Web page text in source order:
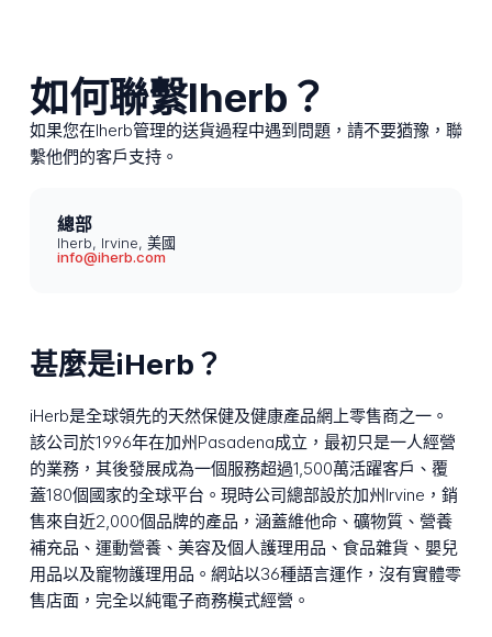
如何聯繫Iherb？
如果您在Iherb管理的送貨過程中遇到問題，請不要猶豫，聯
繫他們的客戶支持。
總部
Iherb, Irvine, 美國
info@iherb.com
甚麼是iHerb？
iHerb是全球領先的天然保健及健康產品網上零售商之一。
該公司於1996年在加州Pasadena成立，最初只是一人經營
的業務，其後發展成為一個服務超過1,500萬活躍客戶、覆
蓋180個國家的全球平台。現時公司總部設於加州Irvine，銷
售來自近2,000個品牌的產品，涵蓋維他命、礦物質、營養
補充品、運動營養、美容及個人護理用品、食品雜貨、嬰兒
用品以及寵物護理用品。網站以36種語言運作，沒有實體零
售店面，完全以純電子商務模式經營。